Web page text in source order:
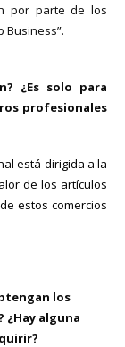
por parte de los
Business”.
¿Es solo para
profesionales
está dirigida a la
de los artículos
estos comercios
los
alguna